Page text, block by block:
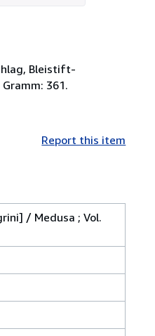
Bleistift-
361.
Report this item
/ Medusa ; Vol.